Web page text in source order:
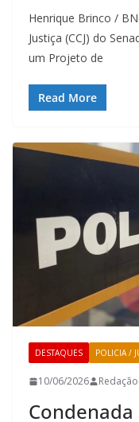
Henrique Brinco /
Justiça (CCJ) do
um Projeto de
Read More
DESTAQUES POLICIA /
10/06/2026 Redação